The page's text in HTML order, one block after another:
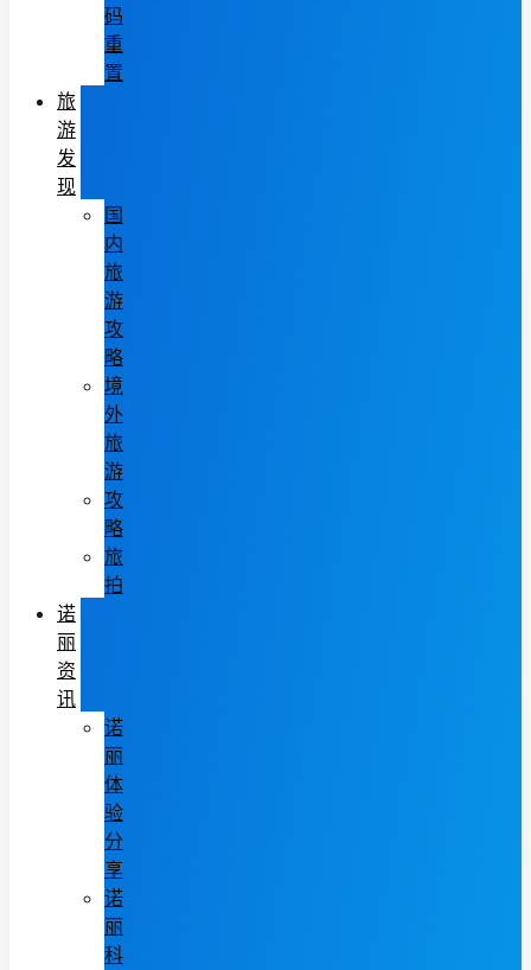
码
重
置
旅
游
发
现
国
内
旅
游
攻
略
境
外
旅
游
攻
略
旅
拍
诺
丽
资
讯
诺
丽
体
验
分
享
诺
丽
科